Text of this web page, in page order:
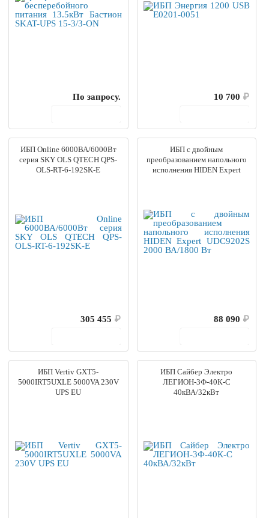
По запросу.
10 700 ₽
ИБП Online 6000ВА/6000Вт
серия SKY OLS QTECH QPS-
OLS-RT-6-192SK-E
305 455 ₽
ИБП с двойным
преобразованием напольного
исполнения HIDEN Expert
88 090 ₽
ИБП Vertiv GXT5-
5000IRT5UXLE 5000VA 230V
UPS EU
ИБП Сайбер Электро
ЛЕГИОН-3Ф-40К-С
40кВА/32кВт